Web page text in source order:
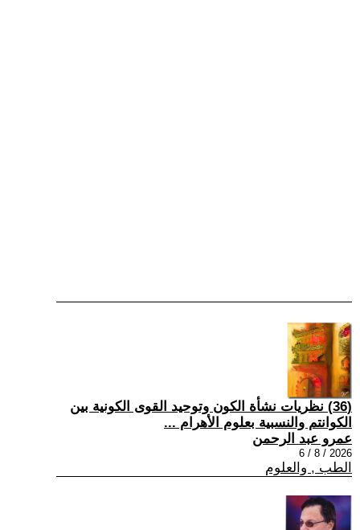
(36) نظريات نشأة الكون وتوحيد القوى الكونية بين
الكوانتم والنسبية بعلوم الأهرام ...
عمرو عبد الرحمن
2026 / 8 / 6
الطب , والعلوم